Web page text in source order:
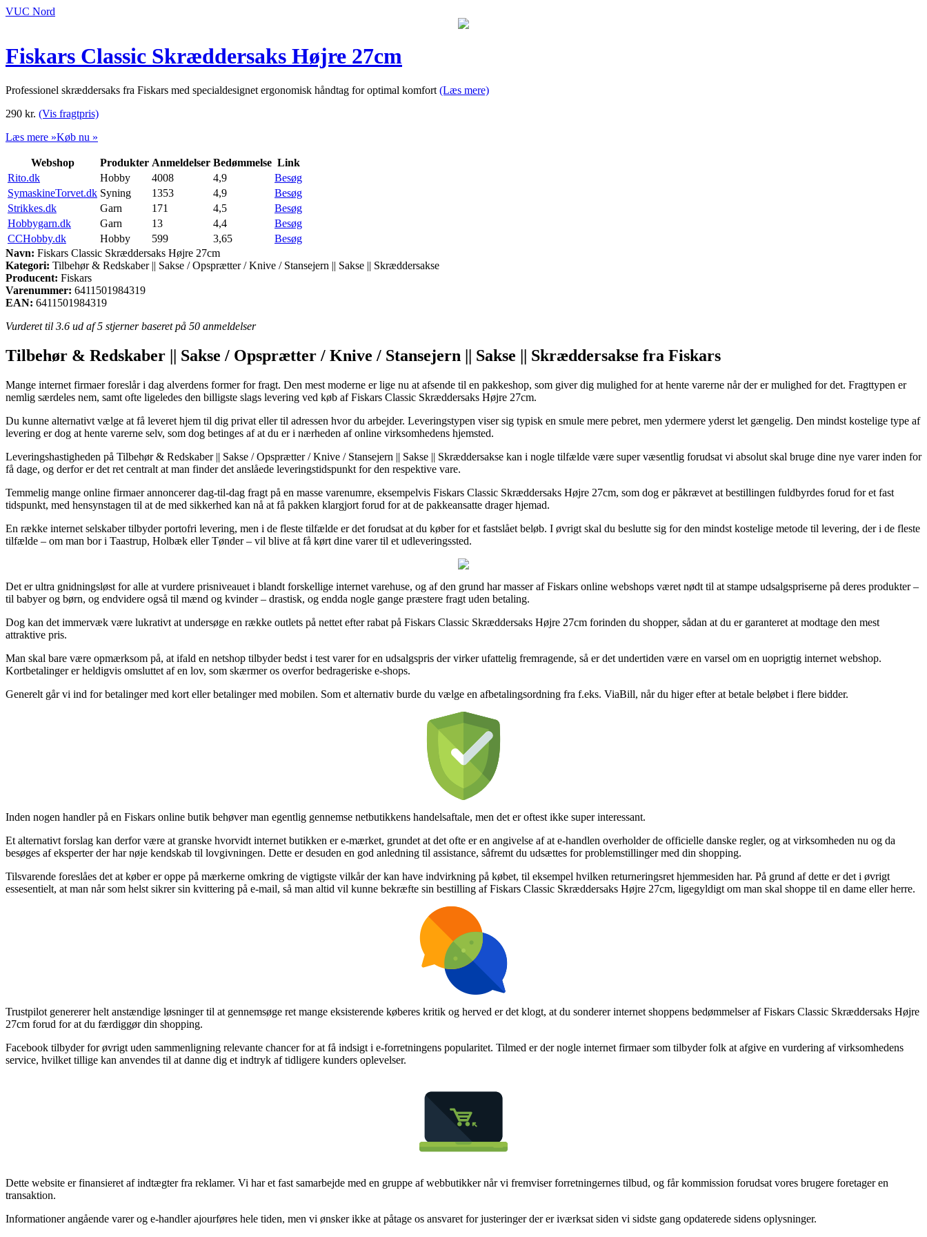
VUC Nord
Fiskars Classic Skræddersaks Højre 27cm
Professionel skræddersaks fra Fiskars med specialdesignet ergonomisk håndtag for optimal komfort (Læs mere)
290 kr. (Vis fragtpris)
Læs mere »Køb nu »
Webshop Produkter Anmeldelser Bedømmelse Link
Rito.dk
Hobby 4008 4,9
Besøg
SymaskineTorvet.dk Syning 1353 4,9
Besøg
Strikkes.dk
Garn 171 4,5
Besøg
Hobbygarn.dk
Garn 13 4,4
Besøg
CCHobby.dk
Hobby 599 3,65
Besøg
Navn: Fiskars Classic Skræddersaks Højre 27cm
Kategori: Tilbehør & Redskaber || Sakse / Opsprætter / Knive / Stansejern || Sakse || Skræddersakse
Producent: Fiskars
Varenummer: 6411501984319
EAN: 6411501984319
Vurderet til 3.6 ud af 5 stjerner baseret på 50 anmeldelser
Tilbehør & Redskaber || Sakse / Opsprætter / Knive / Stansejern || Sakse || Skræddersakse fra Fiskars
Mange internet firmaer foreslår i dag alverdens former for fragt. Den mest moderne er lige nu at afsende til en pakkeshop, som giver dig mulighed for at hente varerne når der er mulighed for det. Fragttypen er
nemlig særdeles nem, samt ofte ligeledes den billigste slags levering ved køb af Fiskars Classic Skræddersaks Højre 27cm.
Du kunne alternativt vælge at få leveret hjem til dig privat eller til adressen hvor du arbejder. Leveringstypen viser sig typisk en smule mere pebret, men ydermere yderst let gængelig. Den mindst kostelige type af
levering er dog at hente varerne selv, som dog betinges af at du er i nærheden af online virksomhedens hjemsted.
Leveringshastigheden på Tilbehør & Redskaber || Sakse / Opsprætter / Knive / Stansejern || Sakse || Skræddersakse kan i nogle tilfælde være super væsentlig forudsat vi absolut skal bruge dine nye varer inden for
få dage, og derfor er det ret centralt at man finder det anslåede leveringstidspunkt for den respektive vare.
Temmelig mange online firmaer annoncerer dag-til-dag fragt på en masse varenumre, eksempelvis Fiskars Classic Skræddersaks Højre 27cm, som dog er påkrævet at bestillingen fuldbyrdes forud for et fast
tidspunkt, med hensynstagen til at de med sikkerhed kan nå at få pakken klargjort forud for at de pakkeansatte drager hjemad.
En række internet selskaber tilbyder portofri levering, men i de fleste tilfælde er det forudsat at du køber for et fastslået beløb. I øvrigt skal du beslutte sig for den mindst kostelige metode til levering, der i de fleste
tilfælde – om man bor i Taastrup, Holbæk eller Tønder – vil blive at få kørt dine varer til et udleveringssted.
Det er ultra gnidningsløst for alle at vurdere prisniveauet i blandt forskellige internet varehuse, og af den grund har masser af Fiskars online webshops været nødt til at stampe udsalgspriserne på deres produkter –
til babyer og børn, og endvidere også til mænd og kvinder – drastisk, og endda nogle gange præstere fragt uden betaling.
Dog kan det immervæk være lukrativt at undersøge en række outlets på nettet efter rabat på Fiskars Classic Skræddersaks Højre 27cm forinden du shopper, sådan at du er garanteret at modtage den mest
attraktive pris.
Man skal bare være opmærksom på, at ifald en netshop tilbyder bedst i test varer for en udsalgspris der virker ufattelig fremragende, så er det undertiden være en varsel om en uoprigtig internet webshop.
Kortbetalinger er heldigvis omsluttet af en lov, som skærmer os overfor bedrageriske e-shops.
Generelt går vi ind for betalinger med kort eller betalinger med mobilen. Som et alternativ burde du vælge en afbetalingsordning fra f.eks. ViaBill, når du higer efter at betale beløbet i flere bidder.
Inden nogen handler på en Fiskars online butik behøver man egentlig gennemse netbutikkens handelsaftale, men det er oftest ikke super interessant.
Et alternativt forslag kan derfor være at granske hvorvidt internet butikken er e-mærket, grundet at det ofte er en angivelse af at e-handlen overholder de officielle danske regler, og at virksomheden nu og da
besøges af eksperter der har nøje kendskab til lovgivningen. Dette er desuden en god anledning til assistance, såfremt du udsættes for problemstillinger med din shopping.
Tilsvarende foreslåes det at køber er oppe på mærkerne omkring de vigtigste vilkår der kan have indvirkning på købet, til eksempel hvilken returneringsret hjemmesiden har. På grund af dette er det i øvrigt
essesentielt, at man når som helst sikrer sin kvittering på e-mail, så man altid vil kunne bekræfte sin bestilling af Fiskars Classic Skræddersaks Højre 27cm, ligegyldigt om man skal shoppe til en dame eller herre.
Trustpilot genererer helt anstændige løsninger til at gennemsøge ret mange eksisterende køberes kritik og herved er det klogt, at du sonderer internet shoppens bedømmelser af Fiskars Classic Skræddersaks Højre
27cm forud for at du færdiggør din shopping.
Facebook tilbyder for øvrigt uden sammenligning relevante chancer for at få indsigt i e-forretningens popularitet. Tilmed er der nogle internet firmaer som tilbyder folk at afgive en vurdering af virksomhedens
service, hvilket tillige kan anvendes til at danne dig et indtryk af tidligere kunders oplevelser.
Dette website er finansieret af indtægter fra reklamer. Vi har et fast samarbejde med en gruppe af webbutikker når vi fremviser forretningernes tilbud, og får kommission forudsat vores brugere foretager en
transaktion.
Informationer angående varer og e-handler ajourføres hele tiden, men vi ønsker ikke at påtage os ansvaret for justeringer der er iværksat siden vi sidste gang opdaterede sidens oplysninger.